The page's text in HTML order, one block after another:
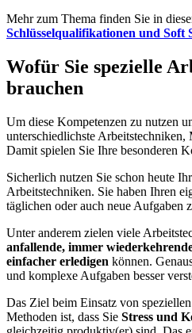
Mehr zum Thema finden Sie in
Schlüsselqualifikationen und Soft
Wofür Sie spezielle
brauchen
Um diese Kompetenzen zu nutzen
unterschiedlichste Arbeitstechniken,
Damit spielen Sie Ihre besonderen
Sicherlich nutzen Sie schon heute
Arbeitstechniken. Sie haben Ihren
täglichen oder auch neue Aufgaben
Unter anderem zielen viele
anfallende, immer
einfacher erledigen können.
und komplexe Aufgaben besser
Das Ziel beim Einsatz von
Methoden ist, dass Sie Stress und